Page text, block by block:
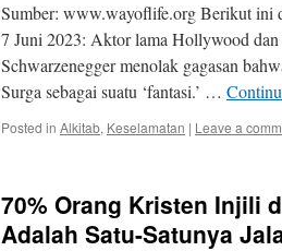
Sumber: www.wayoflife.org Berikut ini
7 Juni 2023: Aktor lama Hollywood
Schwarzenegger menolak gagasan
Surga sebagai suatu ‘fantasi.’ …
Posted in Alkitab, Keselamatan | Leave a
70% Orang Kristen Injili
Adalah Satu-Satunya